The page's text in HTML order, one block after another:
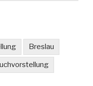
Breslau